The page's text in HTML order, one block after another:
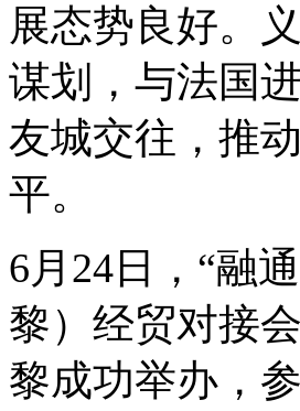
展态势良好。
谋划，与法国
友城交往，推
平。
6月24日，“融
黎）经贸对接
黎成功举办，